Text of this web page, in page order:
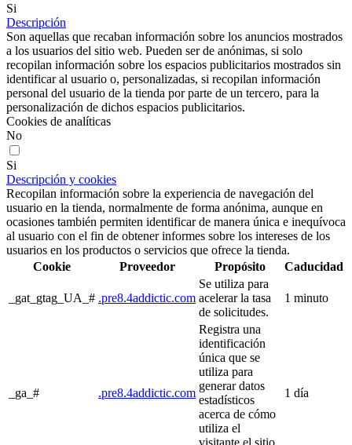
Si
Descripción
Son aquellas que recaban información sobre los anuncios mostrados
a los usuarios del sitio web. Pueden ser de anónimas, si solo
recopilan información sobre los espacios publicitarios mostrados sin
identificar al usuario o, personalizadas, si recopilan información
personal del usuario de la tienda por parte de un tercero, para la
personalización de dichos espacios publicitarios.
Cookies de analíticas
No
Si
Descripción y cookies
Recopilan información sobre la experiencia de navegación del
usuario en la tienda, normalmente de forma anónima, aunque en
ocasiones también permiten identificar de manera única e inequívoca
al usuario con el fin de obtener informes sobre los intereses de los
usuarios en los productos o servicios que ofrece la tienda.
Cookie
Proveedor Propósito Caducidad
_gat_gtag_UA_# .pre8.4addictic.com
Se utiliza para
acelerar la tasa
de solicitudes.
1 minuto
_ga_# .pre8.4addictic.com
Registra una
identificación
única que se
utiliza para
generar datos
estadísticos
acerca de cómo
utiliza el
visitante el sitio
1 día